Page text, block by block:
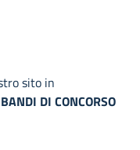
sito in
DI CONCORSO